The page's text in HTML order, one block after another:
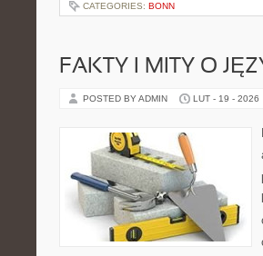
CATEGORIES: BONN
FAKTY I MITY O
POSTED BY ADMIN LUT - 19 - 2026